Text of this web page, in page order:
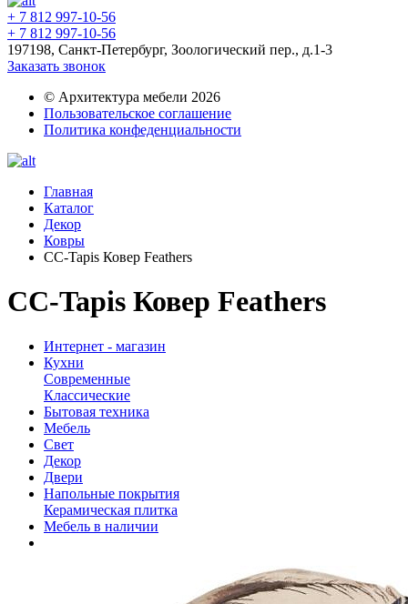
+ 7 812 997-10-56
+ 7 812 997-10-56
197198, Санкт-Петербург, Зоологический пер., д.1-3
Заказать звонок
© Архитектура мебели 2026
Пользовательское соглашение
Политика конфеденциальности
Главная
Каталог
Декор
Ковры
CC-Tapis Ковер Feathers
CC-Tapis Ковер Feathers
Интернет - магазин
Кухни
Современные
Классические
Бытовая техника
Мебель
Свет
Декор
Двери
Напольные покрытия
Керамическая плитка
Мебель в наличии